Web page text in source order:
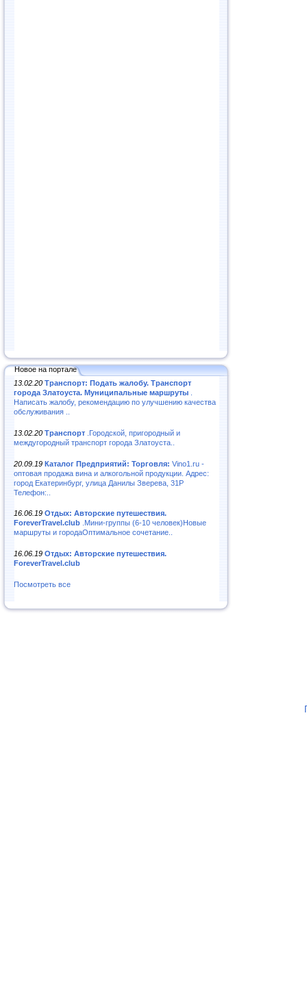
Новое на портале
13.02.20 Транспорт: Подать жалобу. Транспорт
города Златоуста. Муниципальные маршруты
Написать жалобу, рекомендацию по улучшению качества
обслуживания ..
13.02.20 Транспорт .Городской, пригородный и
междугородный транспорт города Златоуста..
20.09.19 Каталог Предприятий: Торговля: Vino1.ru -
оптовая продажа вина и алкогольной продукции. Адрес:
город Екатеринбург, улица Данилы Зверева, 31Р
Телефон:..
16.06.19 Отдых: Авторские путешествия.
ForeverTravel.club .Мини-группы (6-10 человек)Новые
маршруты и городаОптимальное сочетание..
16.06.19 Отдых: Авторские путешествия.
ForeverTravel.club
Посмотреть все